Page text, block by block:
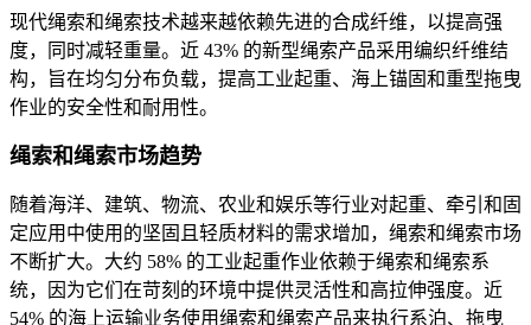
现代绳索和绳索技术越来越依赖先进的合成纤维，以提高强
度，同时减轻重量。近 43% 的新型绳索产品采用编织纤维结
构，旨在均匀分布负载，提高工业起重、海上锚固和重型拖曳
作业的安全性和耐用性。
绳索和绳索市场趋势
随着海洋、建筑、物流、农业和娱乐等行业对起重、牵引和固
定应用中使用的坚固且轻质材料的需求增加，绳索和绳索市场
不断扩大。大约 58% 的工业起重作业依赖于绳索和绳索系
统，因为它们在苛刻的环境中提供灵活性和高拉伸强度。近
54% 的海上运输业务使用绳索和绳索产品来执行系泊、拖曳